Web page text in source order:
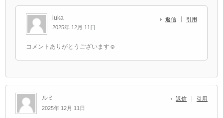
luka
2025年 12月 11日
返信 引用
コメントありがとうございます☺️
ルミ
2025年 12月 11日
返信 引用